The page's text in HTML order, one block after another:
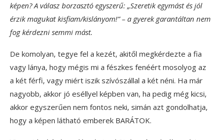
képen? A válasz borzasztó egyszerű: „Szeretik egymást és jól
érzik magukat kisfiam/kislányom!” – a gyerek garantáltan nem
fog kérdezni semmi mást.
De komolyan, tegye fel a kezét, akitől megkérdezte a fia
vagy lánya, hogy mégis mi a fészkes fenéért mosolyog az
a két férfi, vagy miért iszik szívószállal a két néni. Ha már
nagyobb, akkor jó eséllyel képben van, ha pedig még kicsi,
akkor egyszerűen nem fontos neki, simán azt gondolhatja,
hogy a képen látható emberek BARÁTOK.